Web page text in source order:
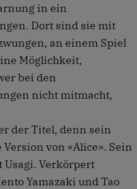
in ein
Dort sind sie mit
an einem Spiel
Möglichkeit,
bei den
nicht mitmacht,
der Titel, denn sein
von «Alice». Sein
Usagi. Verkörpert
Yamazaki und Tao